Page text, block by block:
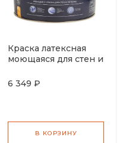
Краска латексная
моющаяся для стен и
Euro Power 7 база С
6 349 ₽
В КОРЗИНУ